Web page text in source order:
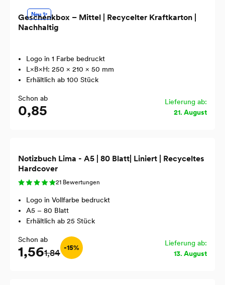
Neu ✨
Geschenkbox – Mittel | Recycelter Kraftkarton |
Nachhaltig
Logo in 1 Farbe bedruckt
L×B×H: 250 × 210 × 50 mm
Erhältlich ab 100 Stück
Schon ab
0,85
Lieferung ab:
21. August
Notizbuch Lima - A5 | 80 Blatt| Liniert | Recyceltes
Hardcover
21 Bewertungen
Logo in Vollfarbe bedruckt
A5 – 80 Blatt
Erhältlich ab 25 Stück
Schon ab
1,561,84 -15%
Lieferung ab:
13. August